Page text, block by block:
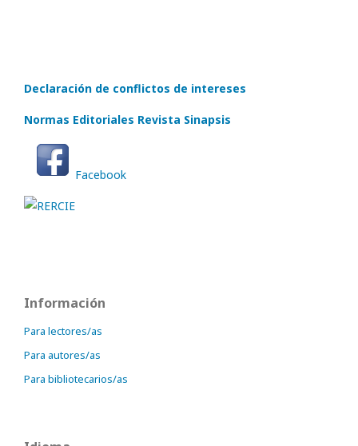
Declaración de conflictos de intereses
Normas Editoriales Revista Sinapsis
Facebook
Información
Para lectores/as
Para autores/as
Para bibliotecarios/as